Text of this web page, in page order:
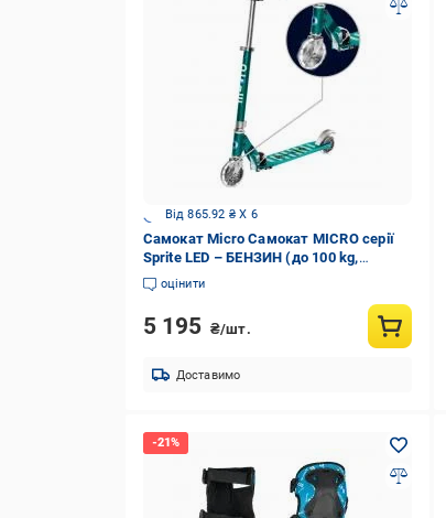
Від 865.92 ₴ X 6
Самокат Micro Самокат MICRO серії
Sprite LED – БЕНЗИН (до 100 kg,
двоколісний, світло) різнокольоровий
принт SA0218
оцінити
5 195 ₴/шт.
Доставимо